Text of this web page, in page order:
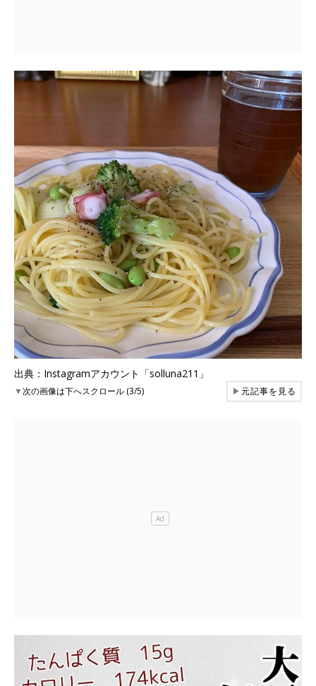
出典：Instagramアカウント「solluna211」
▼次の画像は下へスクロール (3/5) ▶元記事を見る